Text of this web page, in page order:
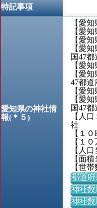
特記事項
愛知県の神社情
報(＊５)
【愛
【愛
【愛
【愛
国47
【愛
【愛
47都道
【愛
【愛
国47
【人
社
【１
【１
【人
【面
【世
都道府
神社数
神社数